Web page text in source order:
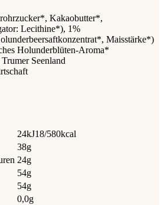
Kakaobutter*,
Lecithine*), 1%
Maisstärke*)
Holunderblüten-Aroma*
Seenland
24kJ18/580kcal
38g
24g
54g
54g
0,0g